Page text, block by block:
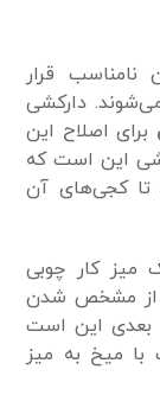
قرار
دارکشی
برای اصلاح این
این است که
تا کجی‌های آن
میز کار چوبی
از مشخص شدن
بعدی این است
میخ به میز